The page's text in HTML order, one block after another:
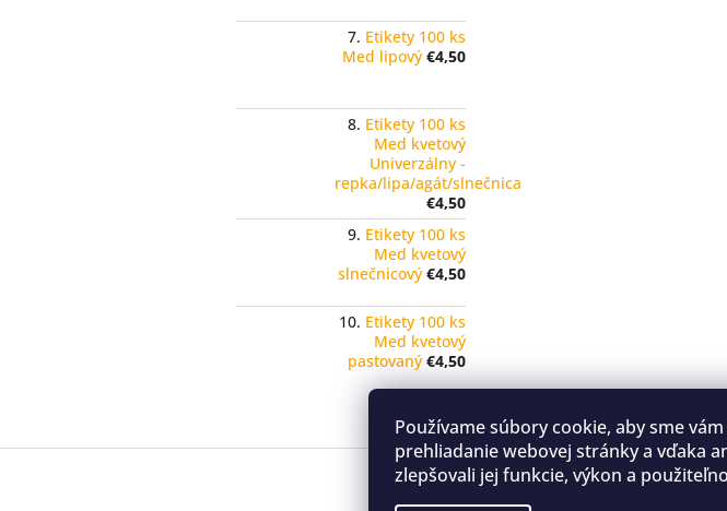
Používame súbory cookie, aby sme
prehliadanie webovej stránky a vďaka
zlepšovali jej funkcie, výkon a
Etikety 100 ks
Med lipový €4,50
Etikety 100 ks
Med kvetový
Univerzálny -
repka/lipa/agát/slnečnica
€4,50
Etikety 100 ks
Med kvetový
slnečnicový €4,50
Etikety 100 ks
Med kvetový
pastovaný €4,50
Kontakty Obchodné podmienky